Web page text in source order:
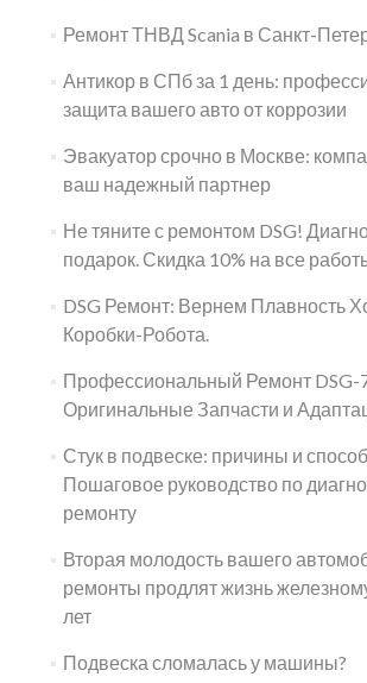
Ремонт ТНВД Scania в Санкт-
Антикор в СПб за 1 день:
защита вашего авто от коррозии
Эвакуатор срочно в Москве:
ваш надежный партнер
Не тяните с ремонтом DSG!
подарок. Скидка 10% на все
DSG Ремонт: Вернем Плавность
Коробки-Робота.
Профессиональный Ремонт DSG-
Оригинальные Запчасти и
Стук в подвеске: причины и
Пошаговое руководство по
ремонту
Вторая молодость вашего
ремонты продлят жизнь
лет
Подвеска сломалась у машины?